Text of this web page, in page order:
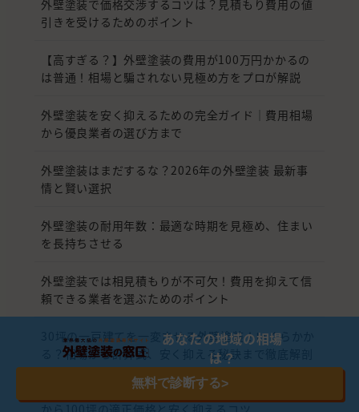
外壁塗装で価格交渉するコツは？見積もり費用の値
引きを受けるためのポイント
【高すぎる？】外壁塗装の費用が100万円かかるの
は普通！相場と騙されない見極め方をプロが解説
外壁塗装を安く抑えるための完全ガイド｜費用相場
から優良業者の選び方まで
外壁塗装はまだするな？2026年の外壁塗装 最新事
情と賢い選択
外壁塗装の耐用年数：最適な時期を見極め、住まい
を長持ちさせる
外壁塗装では相見積もりが不可欠！費用を抑えて信
頼できる業者を選ぶためのポイント
30坪の一戸建てを一変させる外壁塗装！いくらかか
る？相場から計算式、安く抑える秘訣まで徹底解剖
【2026年版】外壁塗装の費用相場はいくら？10坪
あなたの地域の相場
は？
無料で診断する>